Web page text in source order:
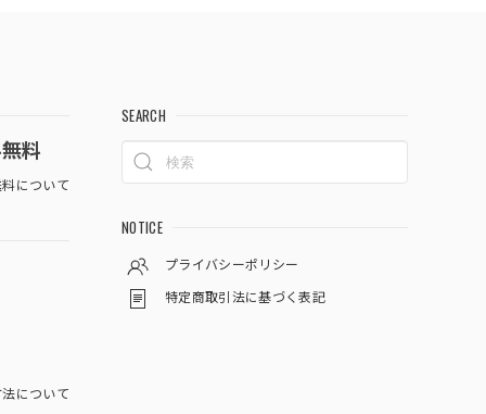
料
について
について
SEARCH
NOTICE
プライバシーポリシー
特定商取引法に基づく表記